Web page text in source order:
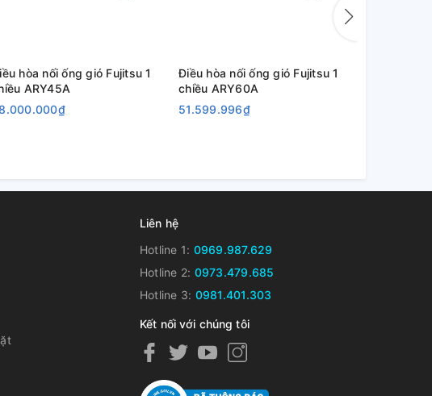
hòa nối ống gió Fujitsu 1
ARY45A
Điều hòa nối ống gió Fujitsu 1
chiều ARY60A
51.599.996₫
Liên hệ
Hotline 1: 0969.987.629
Hotline 2: 0973.479.685
Hotline 3: 0981.401.303
Kết nối với chúng tôi